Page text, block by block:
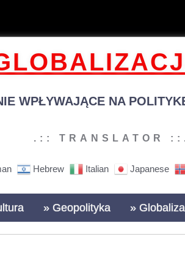
WPŁYWAJĄCE NA
.:: TRANSLATOR
Hebrew Italian Japanese
» Geopolityka »